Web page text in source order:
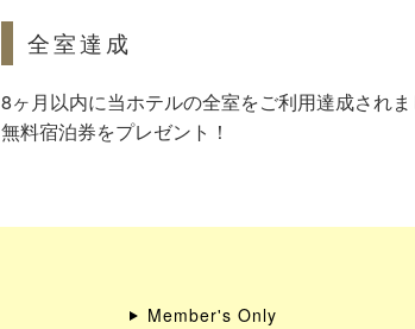
全室達成
8ヶ月以内に当ホテルの全室をご利用達成されま
無料宿泊券をプレゼント！
Member's Only